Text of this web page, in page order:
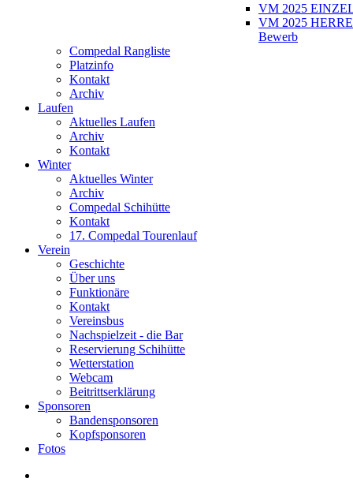
VM 2025
VM 2025
Bewerb
Compedal Rangliste
Platzinfo
Kontakt
Archiv
Laufen
Aktuelles Laufen
Archiv
Kontakt
Winter
Aktuelles Winter
Archiv
Compedal Schihütte
Kontakt
17. Compedal Tourenlauf
Verein
Geschichte
Über uns
Funktionäre
Kontakt
Vereinsbus
Nachspielzeit - die Bar
Reservierung Schihütte
Wetterstation
Webcam
Beitrittserklärung
Sponsoren
Bandensponsoren
Kopfsponsoren
Fotos